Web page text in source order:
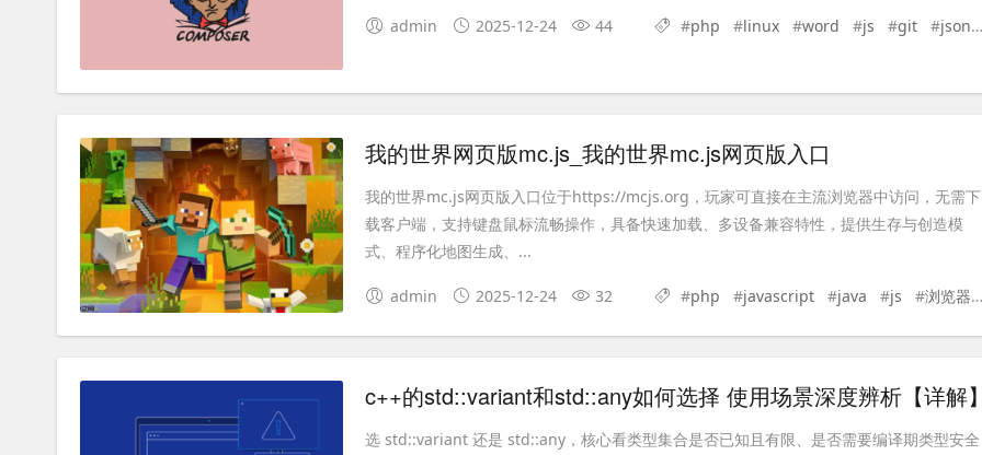
admin 2025-12-24 44 #php #linux #word #js #git #json
我的世界网页版mc.js_我的世界mc.js网页版入口
我的世界mc.js网页版入口位于https://mcjs.org，玩家可直接在主流浏览器中访问，无需下
载客户端，支持键盘鼠标流畅操作，具备快速加载、多设备兼容特性，提供生存与创造模
式、程序化地图生成、...
admin 2025-12-24 32 #php #javascript #java #js #浏览器
c++的std::variant和std::any如何选择 使用场景深度辨析【详解
选 std::variant 还是 std::any，核心看类型集合是否已知且有限、是否需要编译期类型安全